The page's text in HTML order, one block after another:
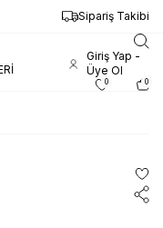
Sipariş Takibi
Giriş Yap -
Üye Ol
0 0